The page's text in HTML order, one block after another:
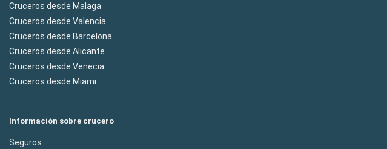
Cruceros desde Malaga
Cruceros desde Valencia
Cruceros desde Barcelona
Cruceros desde Alicante
Cruceros desde Venecia
Cruceros desde Miami
Información sobre crucero
Seguros